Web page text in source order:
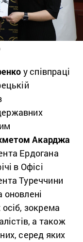
у співпраці
Акарджа
Ердогана
в Офісі
Туреччини
оновлені
зокрема
а також
серед яких